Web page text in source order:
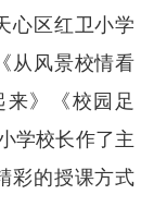
心区红卫小学
从风景校情看
》《校园足
学校长作了主
彩的授课方式